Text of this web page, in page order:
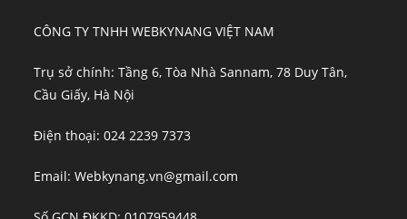
CÔNG TY TNHH WEBKYNANG VIỆT NAM
Trụ sở chính: Tầng 6, Tòa Nhà Sannam, 78 Duy Tân,
Cầu Giấy, Hà Nội
Điện thoại: 024 2239 7373
Email: Webkynang.vn@gmail.com